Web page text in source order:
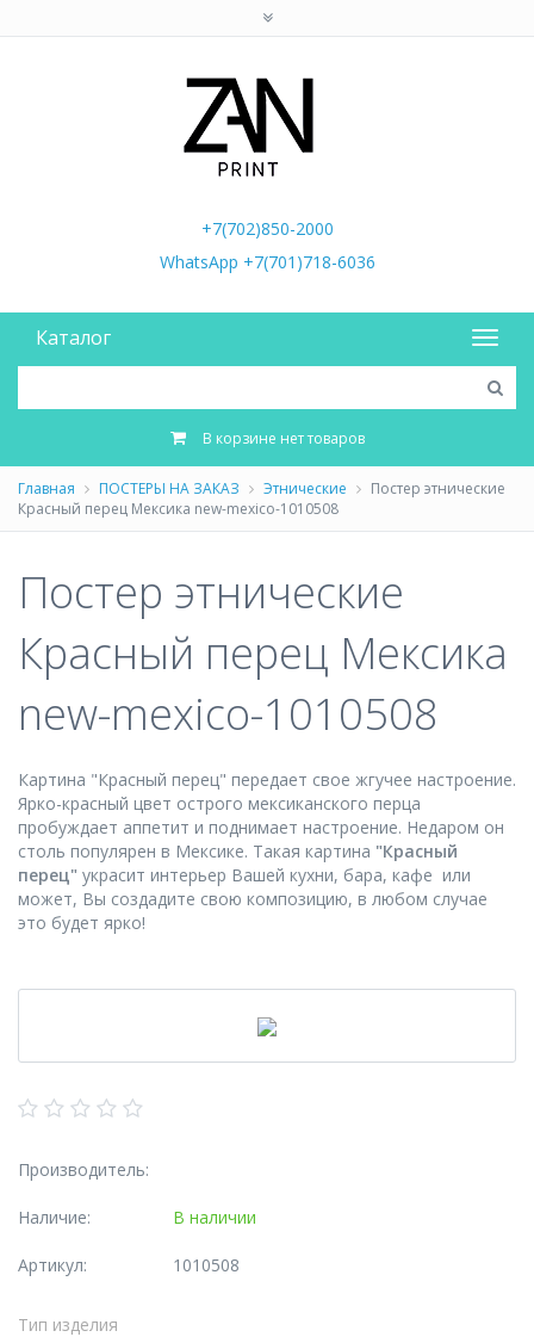
+7(702)850-2000
WhatsApp +7(701)718-6036
Каталог
В корзине нет товаров
Главная ПОСТЕРЫ НА ЗАКАЗ Этнические
Постер этнические
Красный перец Мексика new-mexico-1010508
Постер этнические
Красный перец Мексика
new-mexico-1010508
Картина "Красный перец" передает свое жгучее настроение.
Ярко-красный цвет острого мексиканского перца
пробуждает аппетит и поднимает настроение. Недаром он
столь популярен в Мексике. Такая картина "Красный
перец" украсит интерьер Вашей кухни, бара, кафе или
может, Вы создадите свою композицию, в любом случае
это будет ярко!
Производитель:
Наличие: В наличии
Артикул: 1010508
Тип изделия